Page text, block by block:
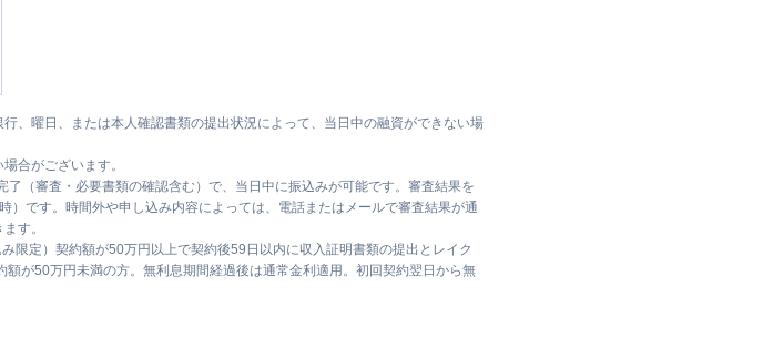
、曜日、または本人確認書類の提出状況によって、当日中の融資ができない場
合がございます。
（審査・必要書類の確認含む）で、当日中に振込みが可能です。審査結果を
です。時間外や申し込み内容によっては、電話またはメールで審査結果が通
す。
限定）契約額が50万円以上で契約後59日以内に収入証明書類の提出とレイク
が50万円未満の方。無利息期間経過後は通常金利適用。初回契約翌日から無